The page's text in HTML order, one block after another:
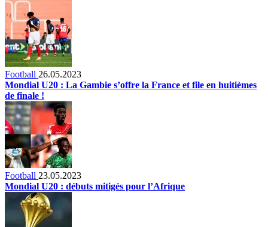
Football 26.05.2023
Mondial U20 : La Gambie s’offre la France et file en huitièmes
de finale !
Football 23.05.2023
Mondial U20 : débuts mitigés pour l’Afrique